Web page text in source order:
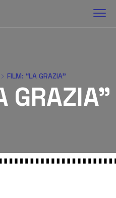
FILM: “LA GRAZIA”
GRAZIA”